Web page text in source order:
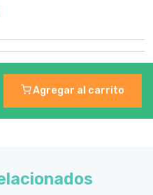
Agregar al carrito